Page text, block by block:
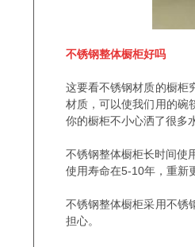
不锈钢整体橱柜好吗
这要看不锈钢材质的橱柜
材质，可以使我们用的碗
你的橱柜不小心洒了很多
不锈钢整体橱柜长时间使
使用寿命在5-10年，重新
不锈钢整体橱柜采用不锈
担心。